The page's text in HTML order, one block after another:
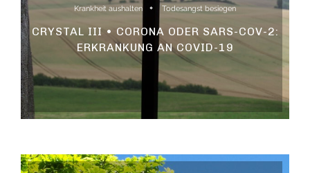
Krankheit aushalten Todesangst besiegen
CRYSTAL III • CORONA ODER SARS-COV-2:
ERKRANKUNG AN COVID-19